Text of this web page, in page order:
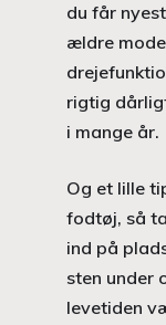
du får
ældre
rigtig
i mange år.
Og et lille
fodtøj, så
ind på
sten under
levetiden